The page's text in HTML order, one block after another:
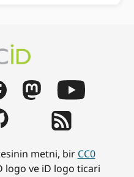
metni, bir CC0
logo ve iD logo ticari